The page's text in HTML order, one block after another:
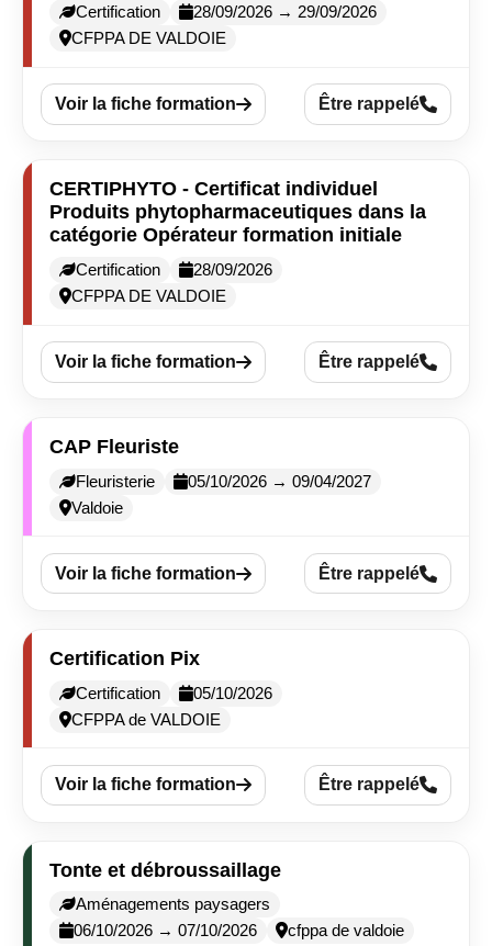
Certification
28/09/2026 → 29/09/2026
CFPPA DE VALDOIE
Voir la fiche formation Être rappelé
CERTIPHYTO - Certificat individuel
Produits phytopharmaceutiques dans la
catégorie Opérateur formation initiale
Certification
28/09/2026
CFPPA DE VALDOIE
Voir la fiche formation Être rappelé
CAP Fleuriste
Fleuristerie
05/10/2026 → 09/04/2027
Valdoie
Voir la fiche formation Être rappelé
Certification Pix
Certification
05/10/2026
CFPPA de VALDOIE
Voir la fiche formation Être rappelé
Tonte et débroussaillage
Aménagements paysagers
06/10/2026 → 07/10/2026
cfppa de valdoie